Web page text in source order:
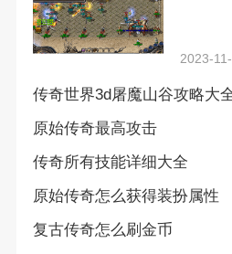
2023-
传奇世界3d屠魔山谷攻略大
原始传奇最高攻击
传奇所有技能详细大全
原始传奇怎么获得装扮属性
复古传奇怎么刷金币